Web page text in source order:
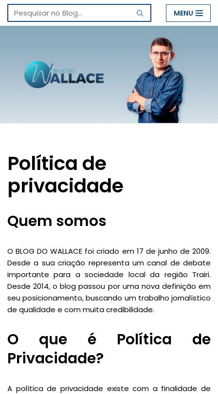
Pular
conteúdo
MENU
Política de
privacidade
Quem somos
O BLOG DO WALLACE foi criado em 17 de junho de 2009.
Desde a sua criação representa um canal de debate
importante para a sociedade local da região Trairi.
Desde 2014, o blog passou por uma nova definição em
seu posicionamento, buscando um trabalho jornalístico
de qualidade e com muita credibilidade.
O que é Política de
Privacidade?
A política de privacidade existe com a finalidade de